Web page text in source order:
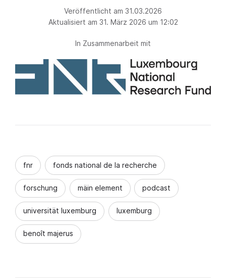
Veröffentlicht am 31.03.2026
Aktualisiert am 31. März 2026 um 12:02
In Zusammenarbeit mit
fnr fonds national de la recherche
forschung mäin element podcast
universität luxemburg luxemburg
benoît majerus